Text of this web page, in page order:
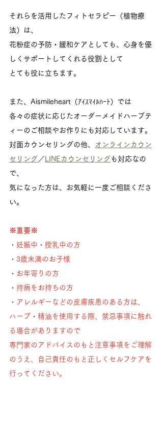
それらを活用したフィトセラピー（植物療
法）は、
花粉症の予防・緩和ケアとしても、心身を優
しくサポートしてくれる役割として
とても役に立ちます。
また、Aismileheart（ｱｲｽﾏｲﾙﾊｰﾄ）では
各々の症状に応じたオーダーメイドハーブテ
ィーのご相談やお作りにも対応しています。
対面カウンセリングの他、
オンラインカウン
セリング ／LINEカウンセリングも対応なの
で、
気になった方は、お気軽に一度ご相談くださ
い。
※重要※
・妊娠中・授乳中の方
・3歳未満のお子様
・お年寄りの方
・持病をお持ちの方
・アレルギーなどの皮膚疾患のある方は、
ハーブ・精油を使用する際、禁忌事項に触れ
る場合がありますので
専門家のアドバイスのもと注意事項をご理解
のうえ、自己責任のもと正しくセルフケアを
行ってください。